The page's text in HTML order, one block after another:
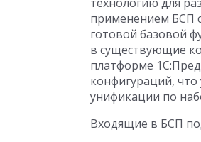
применением БСП
готовой базовой
в существующие
платформе
конфигураций,
унификации по
Входящие в БСП